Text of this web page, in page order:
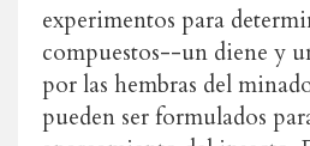
experimentos para
compuestos--un diene y
por las hembras del
pueden ser formulados